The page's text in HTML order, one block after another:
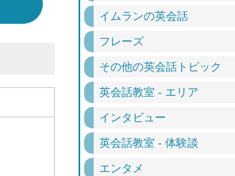
イムランの英会話
フレーズ
その他の英会話トピック
英会話教室 - エリア
インタビュー
英会話教室 - 体験談
エンタメ